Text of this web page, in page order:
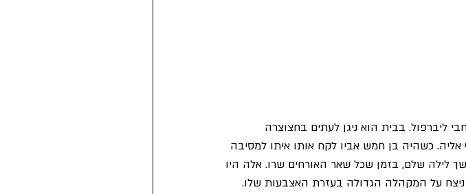
ליברפול. בבית הוא ניגן לעתים בחצוצרה
אליה. כשהיה בן חמש אביו לקח אותו איתו למסיבה
לילה שלם, בזמן שכל שאר האורחים שרו. אלה היו
ניצח על המקהלה הגדולה בעזרת האצבעות שלו.